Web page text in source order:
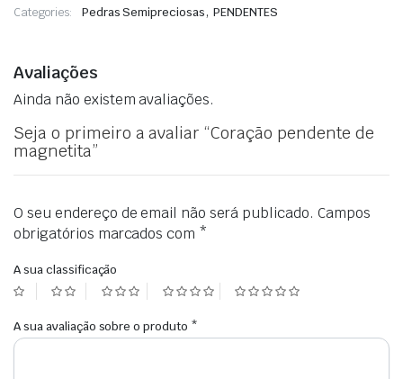
Categories: Pedras Semipreciosas,PENDENTES
Avaliações
Ainda não existem avaliações.
Seja o primeiro a avaliar “Coração pendente de
magnetita”
O seu endereço de email não será publicado. Campos
obrigatórios marcados com *
A sua classificação
A sua avaliação sobre o produto *